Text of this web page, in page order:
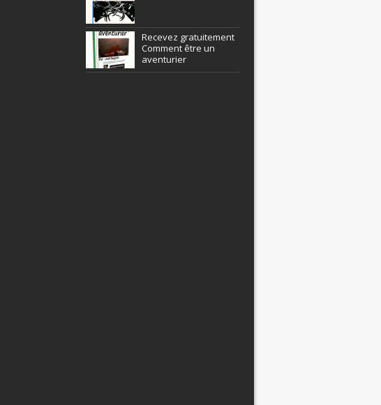
Recevez gratuitement
Comment être un
aventurier